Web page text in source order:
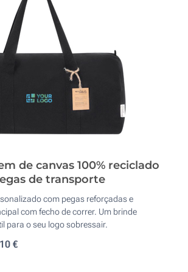
de canvas 100% reciclado
de transporte
com pegas reforçadas e
com fecho de correr. Um brinde
para o seu logo sobressair.
€